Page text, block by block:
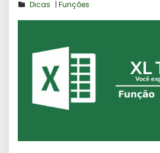
Dicas | Funções